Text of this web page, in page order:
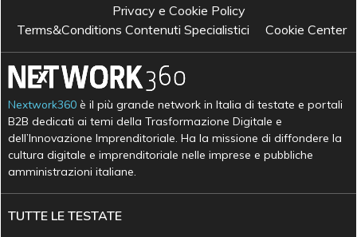
Privacy e Cookie Policy
Terms&Conditions Contenuti Specialistici
Cookie Center
Nextwork360 è il più grande network in Italia di testate e portali
B2B dedicati ai temi della Trasformazione Digitale e
dell’Innovazione Imprenditoriale. Ha la missione di diffondere la
cultura digitale e imprenditoriale nelle imprese e pubbliche
amministrazioni italiane.
TUTTE LE TESTATE